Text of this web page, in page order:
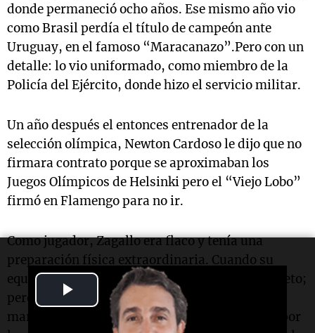
Play
Video
donde permaneció ocho años. Ese mismo año vio
como Brasil perdía el título de campeón ante
Uruguay, en el famoso “Maracanazo”.Pero con un
detalle: lo vio uniformado, como miembro de la
Policía del Ejército, donde hizo el servicio militar.
Un año después el entonces entrenador de la
selección olímpica, Newton Cardoso le dijo que no
firmara contrato porque se aproximaban los
Juegos Olímpicos de Helsinki pero el “Viejo Lobo”
firmó en Flamengo para no ir.
Como jugador, Zagallo era flaco y tenía una
preparación física extraordinaria. Cuando su
equipo tenía la pelota, actuaba como puntero neto;
pero cuando perdían la pelota, ayudaba en la
marca. Eso le valió el apodo de “hormiguita”, por